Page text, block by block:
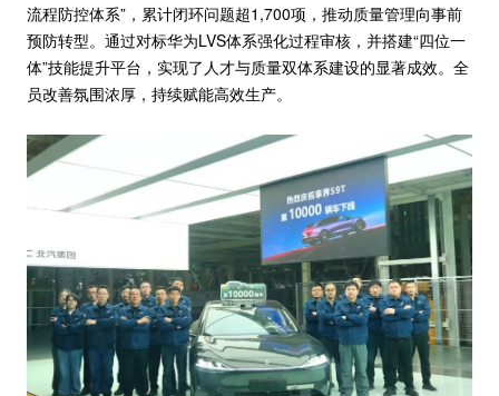
流程防控体系”，累计闭环问题超1,700项，推动质量管理向事前
预防转型。通过对标华为LVS体系强化过程审核，并搭建“四位一
体”技能提升平台，实现了人才与质量双体系建设的显著成效。全
员改善氛围浓厚，持续赋能高效生产。